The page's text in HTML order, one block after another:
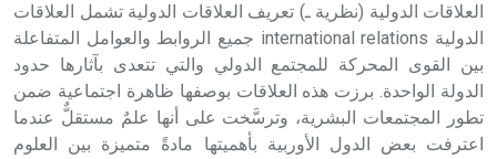
- هل تعلم أن أبجر Abgar اسم معروف جيداً يعود إلى عدد من
الملوك الذين حكموا مدينة إديسا (الرها) من أبجر الأول وحتى
التاسع، وهم ينتسبون إلى أسرة أوسروين
العلاقات الدولية (نظرية ـ) تعريف العلاقات الدولية تشمل العلاقات
الدولية international relations جميع الروابط والعوامل المتفاعلة
بين القوى المحركة للمجتمع الدولي والتي تتعدى بآثارها حدود
الدولة الواحدة. برزت هذه العلاقات بوصفها ظاهرة اجتماعية ضمن
تطور المجتمعات البشرية، وترسَّخت على أنها علمٌ مستقلٌّ عندما
اعترفت بعض الدول الأوربية بأهميتها مادةً متميزة بين العلوم